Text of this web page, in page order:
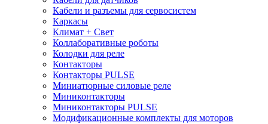
Кабели и разъемы для сервосистем
Каркасы
Климат + Свет
Коллаборативные роботы
Колодки для реле
Контакторы
Контакторы PULSE
Миниатюрные силовые реле
Миниконтакторы
Миниконтакторы PULSE
Модификационные комплекты для моторов